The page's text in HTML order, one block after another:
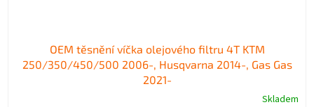
OEM těsnění víčka olejového filtru 4T KTM
250/350/450/500 2006-, Husqvarna 2014-, Gas Gas
2021-
Skladem